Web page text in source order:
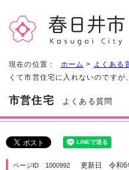
現在の位置： ホーム > よくある
くて市営住宅に入れないのですが
市営住宅 よくある質問
ページID 1000992 更新日 令和6